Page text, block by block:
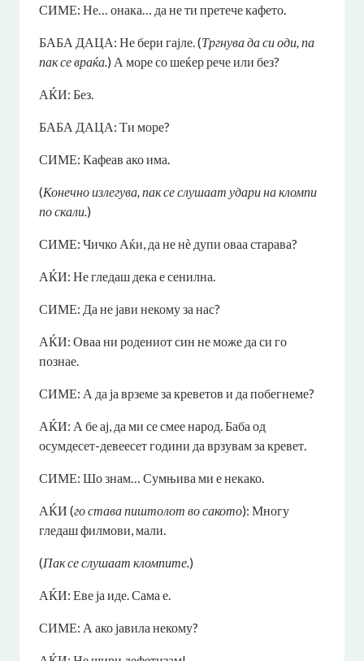
СИМЕ: Не… онака… да не ти претече кафето.
БАБА ДАЦА: Не бери гајле. (Тргнува да си оди, па
пак се враќа.) А море со шеќер рече или без?
АЌИ: Без.
БАБА ДАЦА: Ти море?
СИМЕ: Кафеав ако има.
(Конечно излегува, пак се слушаат удари на кломпи
по скали.)
СИМЕ: Чичко Аќи, да не нѐ дупи оваа старава?
АЌИ: Не гледаш дека е сенилна.
СИМЕ: Да не јави некому за нас?
АЌИ: Оваа ни родениот син не може да си го
познае.
СИМЕ: А да ја врземе за креветов и да побегнеме?
АЌИ: А бе ај, да ми се смее народ. Баба од
осумдесет-девеесет години да врзувам за кревет.
СИМЕ: Шо знам… Сумњива ми е некако.
АЌИ (го става пиштолот во сакото): Многу
гледаш филмови, мали.
(Пак се слушаат кломпите.)
АЌИ: Еве ја иде. Сама е.
СИМЕ: А ако јавила некому?